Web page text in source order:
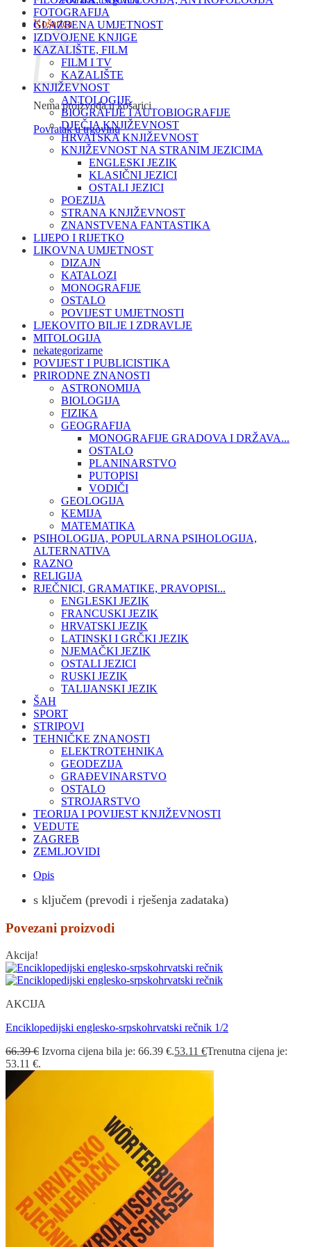
Košarica
Nema proizvoda u košarici
Povratak u trgovinu
FOTOGRAFIJA
GLAZBENA UMJETNOST
IZDVOJENE KNJIGE
KAZALIŠTE, FILM
FILM I TV
KAZALIŠTE
KNJIŽEVNOST
ANTOLOGIJE
BIOGRAFIJE I AUTOBIOGRAFIJE
DJEČJA KNJIŽEVNOST
HRVATSKA KNJIŽEVNOST
KNJIŽEVNOST NA STRANIM JEZICIMA
ENGLESKI JEZIK
KLASIČNI JEZICI
OSTALI JEZICI
POEZIJA
STRANA KNJIŽEVNOST
ZNANSTVENA FANTASTIKA
LIJEPO I RIJETKO
LIKOVNA UMJETNOST
DIZAJN
KATALOZI
MONOGRAFIJE
OSTALO
POVIJEST UMJETNOSTI
LJEKOVITO BILJE I ZDRAVLJE
MITOLOGIJA
nekategorizarne
POVIJEST I PUBLICISTIKA
PRIRODNE ZNANOSTI
ASTRONOMIJA
BIOLOGIJA
FIZIKA
GEOGRAFIJA
MONOGRAFIJE GRADOVA I DRŽAVA...
OSTALO
PLANINARSTVO
PUTOPISI
VODIČI
GEOLOGIJA
KEMIJA
MATEMATIKA
PSIHOLOGIJA, POPULARNA PSIHOLOGIJA,
ALTERNATIVA
RAZNO
RELIGIJA
RJEČNICI, GRAMATIKE, PRAVOPISI...
ENGLESKI JEZIK
FRANCUSKI JEZIK
HRVATSKI JEZIK
LATINSKI I GRČKI JEZIK
NJEMAČKI JEZIK
OSTALI JEZICI
RUSKI JEZIK
TALIJANSKI JEZIK
ŠAH
SPORT
STRIPOVI
TEHNIČKE ZNANOSTI
ELEKTROTEHNIKA
GEODEZIJA
GRAĐEVINARSTVO
OSTALO
STROJARSTVO
TEORIJA I POVIJEST KNJIŽEVNOSTI
VEDUTE
ZAGREB
ZEMLJOVIDI
Opis
s ključem (prevodi i rješenja zadataka)
Povezani proizvodi
Akcija!
AKCIJA
Enciklopedijski englesko-srpskohrvatski rečnik 1/2
66.39€ Izvorna cijena bila je: 66.39 €.53.11 €Trenutna cijena je:
53.11 €.